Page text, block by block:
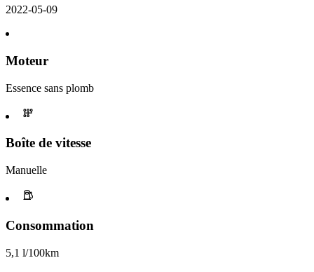
2022-05-09
Moteur
Essence sans plomb
Boîte de vitesse
Manuelle
Consommation
5,1 l/100km